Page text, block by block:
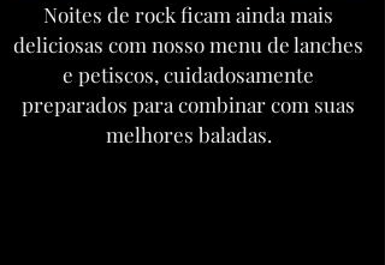
Noites de rock ficam ainda mais
deliciosas com nosso menu de lanches
e petiscos, cuidadosamente
preparados para combinar com suas
melhores baladas.